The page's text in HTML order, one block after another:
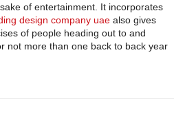
of entertainment. It incorporates
design company uae also gives
of people heading out to and
not more than one back to back year